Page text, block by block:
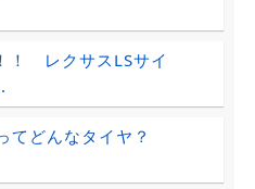
！ レクサスLSサイ
てどんなタイヤ？